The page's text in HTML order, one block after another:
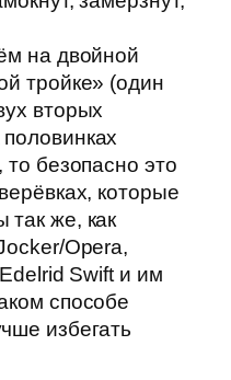
на двойной
тройке» (один
вторых
безопасно это
которые
же, как
Opera,
Swift и им
способе
избегать